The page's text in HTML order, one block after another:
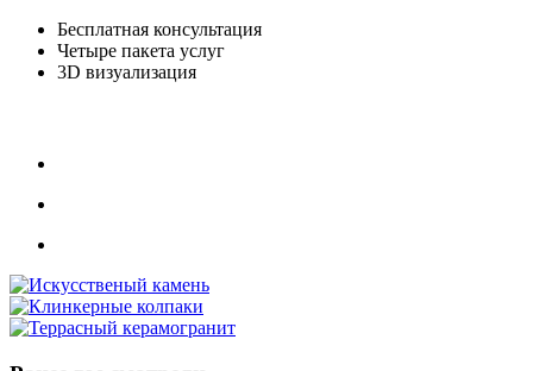
Бесплатная консультация
Четыре пакета услуг
3D визуализация